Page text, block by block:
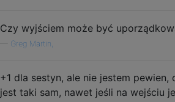
Czy wyjściem może być
Greg Martin,
+1 dla sestyn, ale nie jestem pewien,
jest taki sam, nawet jeśli na wejściu